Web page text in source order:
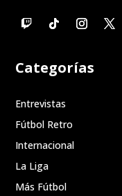
Categorías
Entrevistas
Fútbol Retro
Internacional
La Liga
Más Fútbol